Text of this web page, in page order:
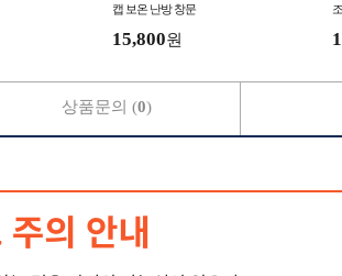
캡 보온 난방 창문
15,800원
상품문의 (0)